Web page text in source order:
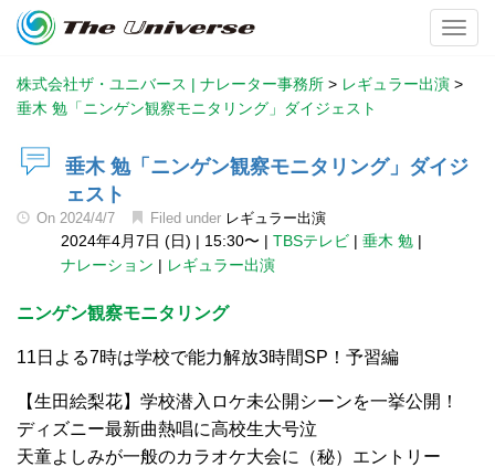
株式会社ザ・ユニバース | ナレーター事務所 > レギュラー出演 >
垂木 勉「ニンゲン観察モニタリング」ダイジェスト
垂木 勉「ニンゲン観察モニタリング」ダイジ
ェスト
On 2024/4/7 Filed under レギュラー出演
2024年4月7日 (日) | 15:30〜 | TBSテレビ | 垂木 勉 |
ナレーション | レギュラー出演
ニンゲン観察モニタリング
11日よる7時は学校で能力解放3時間SP！予習編
【生田絵梨花】学校潜入ロケ未公開シーンを一挙公開！
ディズニー最新曲熱唱に高校生大号泣
天童よしみが一般のカラオケ大会に（秘）エントリー